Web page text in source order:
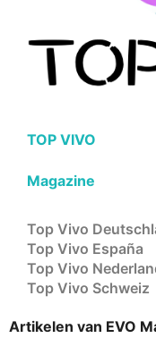
TOP VIVO
Magazine
Top Vivo
Top Vivo España
Top Vivo
Top Vivo Schweiz
Artikelen van EVO